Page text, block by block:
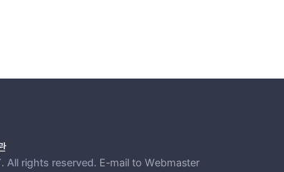
All rights reserved. E-mail to Webmaster